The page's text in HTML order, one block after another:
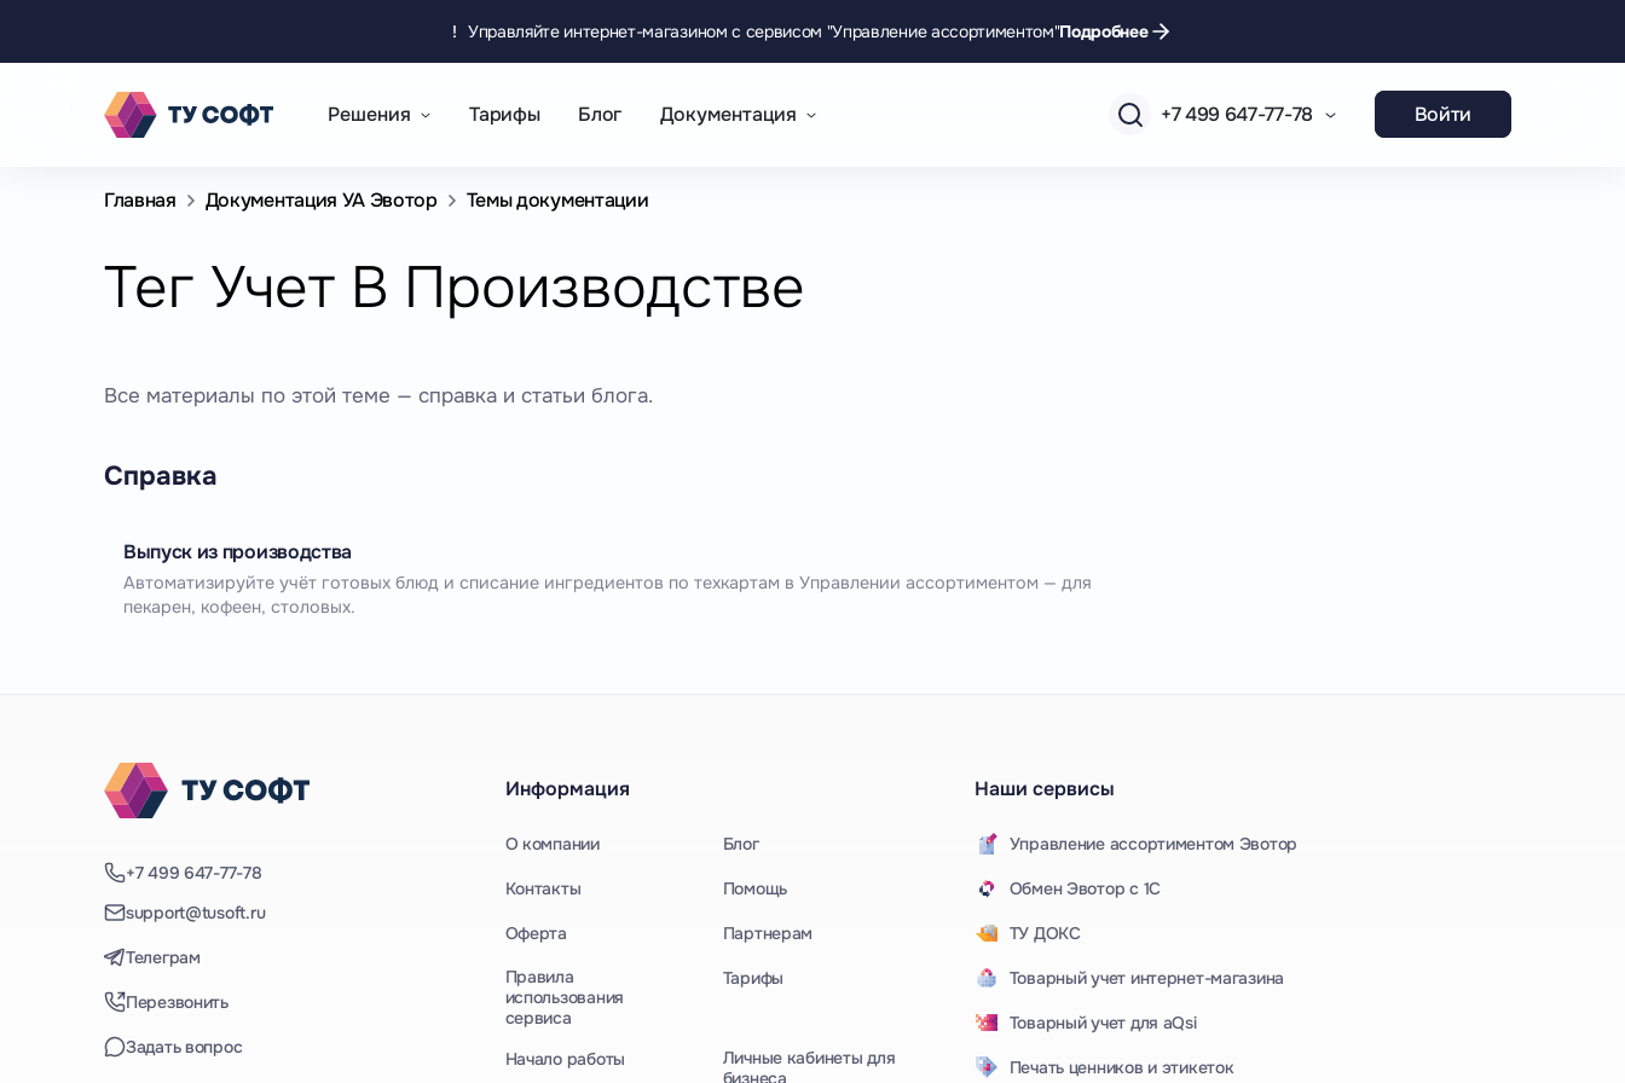
! Управляйте интернет-магазином с сервисом "Управление ассортиментом"Подробнее
Решения Тарифы Блог Документация +7 499 647-77-78 Войти
Главная Документация УА Эвотор Темы документации
Тег Учет В Производстве
Все материалы по этой теме — справка и статьи блога.
Справка
Выпуск из производства
Автоматизируйте учёт готовых блюд и списание ингредиентов по техкартам в Управлении ассортиментом — для
пекарен, кофеен, столовых.
+7 499 647-77-78
support@tusoft.ru
Телеграм
Перезвонить
Задать вопрос
Информация
О компании Блог
Контакты Помощь
Оферта Партнерам
Правила
использования
сервиса
Тарифы
Начало работы
Личные кабинеты для
бизнеса
Наши сервисы
Управление ассортиментом Эвотор
Обмен Эвотор с 1С
ТУ ДОКС
Товарный учет интернет-магазина
Товарный учет для aQsi
Печать ценников и этикеток